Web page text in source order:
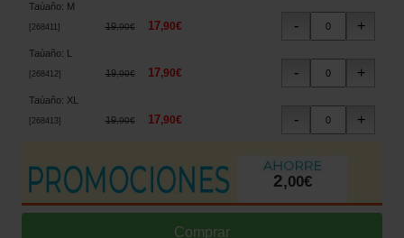
Taùaño: M
268411 ] 19,90€ 17,90€
Taùaño:
268412] 19,90€ 17,90€
Taùaño: XL
268413 ] 19,90€ 17,90€
2,00€